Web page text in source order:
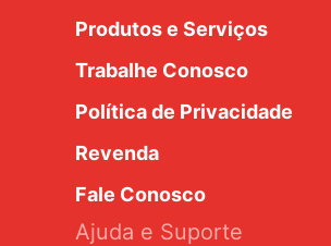
Produtos e Serviços
Trabalhe Conosco
Política de Privacidade
Revenda
Fale Conosco
Ajuda e Suporte